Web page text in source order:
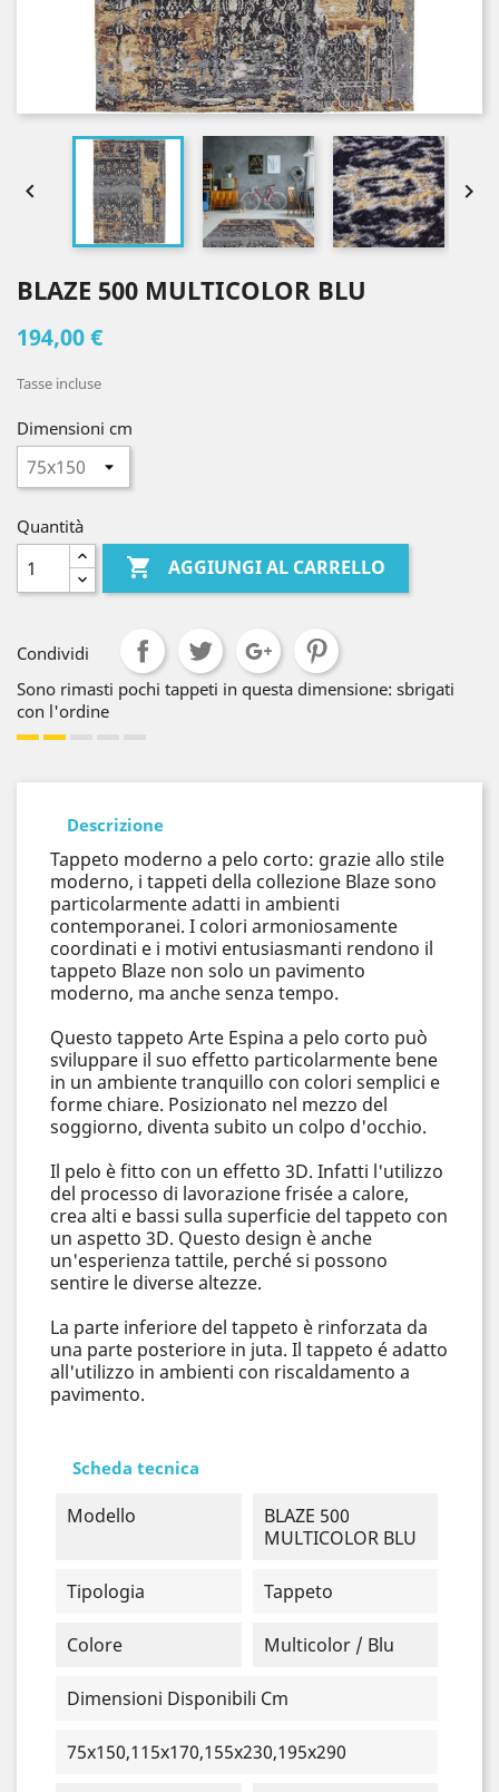
 
BLAZE 500 MULTICOLOR BLU
194,00 €
Tasse incluse
Dimensioni cm
Quantità
 AGGIUNGI AL CARRELLO
Condividi
Sono rimasti pochi tappeti in questa dimensione: sbrigati
con l'ordine
Descrizione
Tappeto moderno a pelo corto: grazie allo stile
moderno, i tappeti della collezione Blaze sono
particolarmente adatti in ambienti
contemporanei. I colori armoniosamente
coordinati e i motivi entusiasmanti rendono il
tappeto Blaze non solo un pavimento
moderno, ma anche senza tempo.
Questo tappeto Arte Espina a pelo corto può
sviluppare il suo effetto particolarmente bene
in un ambiente tranquillo con colori semplici e
forme chiare. Posizionato nel mezzo del
soggiorno, diventa subito un colpo d'occhio.
Il pelo è fitto con un effetto 3D. Infatti l'utilizzo
del processo di lavorazione frisée a calore,
crea alti e bassi sulla superficie del tappeto con
un aspetto 3D. Questo design è anche
un'esperienza tattile, perché si possono
sentire le diverse altezze.
La parte inferiore del tappeto è rinforzata da
una parte posteriore in juta. Il tappeto é adatto
all'utilizzo in ambienti con riscaldamento a
pavimento.
Scheda tecnica
Modello
BLAZE 500
MULTICOLOR BLU
Tipologia Tappeto
Colore Multicolor / Blu
Dimensioni Disponibili Cm
75x150,115x170,155x230,195x290